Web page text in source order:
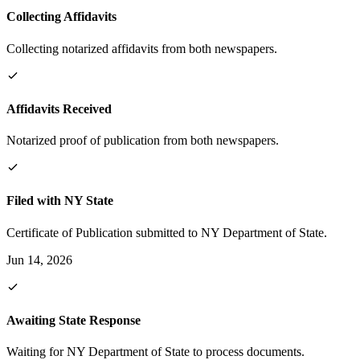
Collecting Affidavits
Collecting notarized affidavits from both newspapers.
Affidavits Received
Notarized proof of publication from both newspapers.
Filed with NY State
Certificate of Publication submitted to NY Department of State.
Jun 14, 2026
Awaiting State Response
Waiting for NY Department of State to process documents.